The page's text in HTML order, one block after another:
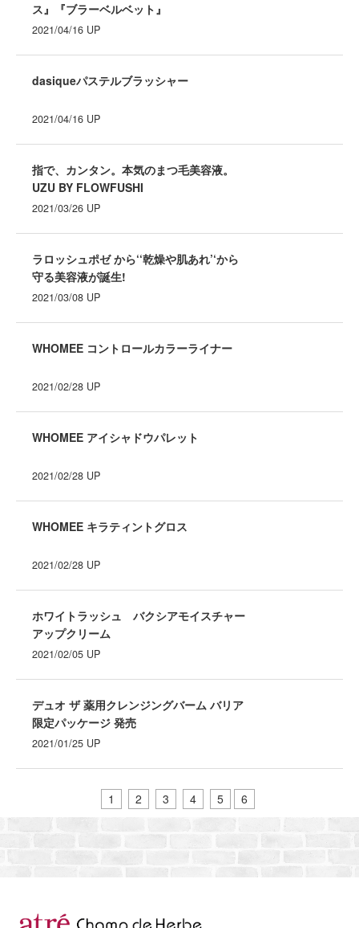
ス』『ブラーベルベット』
2021/04/16 UP
dasiqueパステルブラッシャー
2021/04/16 UP
指で、カンタン。本気のまつ毛美容液。
UZU BY FLOWFUSHI
2021/03/26 UP
ラロッシュポゼ から‘‘乾燥や肌あれ’‘から
守る美容液が誕生!
2021/03/08 UP
WHOMEE コントロールカラーライナー
2021/02/28 UP
WHOMEE アイシャドウパレット
2021/02/28 UP
WHOMEE キラティントグロス
2021/02/28 UP
ホワイトラッシュ バクシアモイスチャー
アップクリーム
2021/02/05 UP
デュオ ザ 薬用クレンジングバーム バリア
限定パッケージ 発売
2021/01/25 UP
1 2 3 4 5 6